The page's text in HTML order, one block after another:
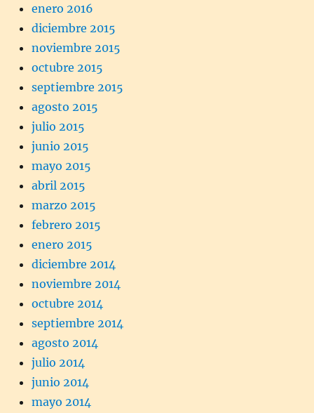
enero 2016
diciembre 2015
noviembre 2015
octubre 2015
septiembre 2015
agosto 2015
julio 2015
junio 2015
mayo 2015
abril 2015
marzo 2015
febrero 2015
enero 2015
diciembre 2014
noviembre 2014
octubre 2014
septiembre 2014
agosto 2014
julio 2014
junio 2014
mayo 2014